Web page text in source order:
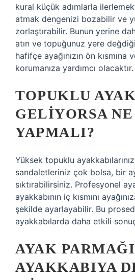
kural küçük adımlarla
atmak dengenizi bozabilir ve
zorlaştırabilir. Bunun yerine
atın ve topuğunuz yere
hafifçe ayağınızın ön kısmına
korumanıza yardımcı olacaktır.
TOPUKLU
GELIYORSA NE
YAPMALI?
Yüksek topuklu
sandaletleriniz çok bolsa, bir
sıktırabilirsiniz. Profesyonel
ayakkabının iç kısmını
şekilde ayarlayabilir. Bu
ayakkabılarda daha etkili
AYAK PARMAĞI
AYAKKABIYA